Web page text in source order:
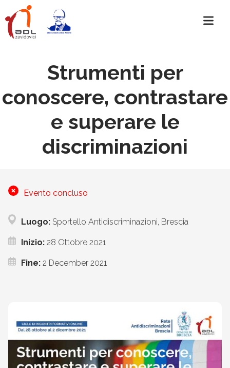
Strumenti per
conoscere, contrastare
e superare le
discriminazioni
Evento concluso
Luogo: Sportello Antidiscriminazioni, Brescia
Inizio: 28 Ottobre 2021
Fine: 2 December 2021